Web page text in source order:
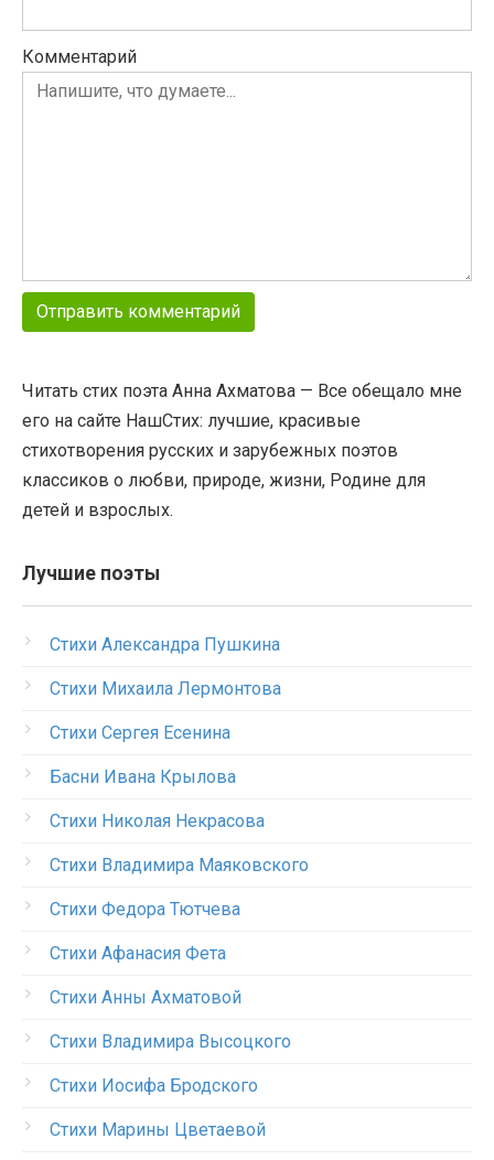
Комментарий
Читать стих поэта Анна Ахматова — Все обещало мне
его на сайте НашСтих: лучшие, красивые
стихотворения русских и зарубежных поэтов
классиков о любви, природе, жизни, Родине для
детей и взрослых.
Лучшие поэты
Стихи Александра Пушкина
Стихи Михаила Лермонтова
Стихи Сергея Есенина
Басни Ивана Крылова
Стихи Николая Некрасова
Стихи Владимира Маяковского
Стихи Федора Тютчева
Стихи Афанасия Фета
Стихи Анны Ахматовой
Стихи Владимира Высоцкого
Стихи Иосифа Бродского
Стихи Марины Цветаевой